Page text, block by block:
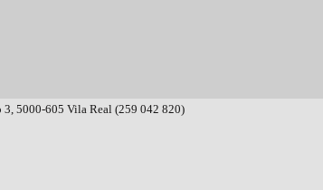
5000-605 Vila Real (259 042 820)